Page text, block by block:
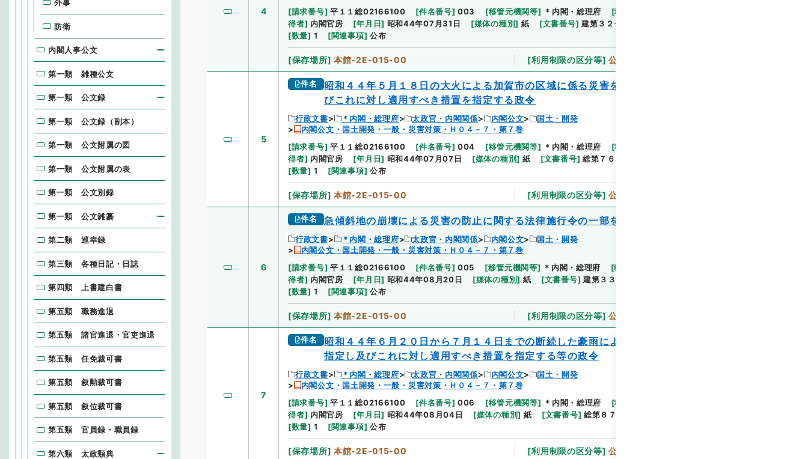
4
[請求番号] 平１１総02166100 [件名番号] 003 [移管元機関等] ＊内閣・総理府 [移管等年度
得者] 内閣官房 [年月日] 昭和44年07月31日 [媒体の種別] 紙 [文書番号] 建第３２号
[数量] 1 [関連事項] 公布
[保存場所] 本館-2E-015-00 [利用制限の区分等] 公開
5
件名
昭和４４年５月１８日の大火による加賀市の区域に係る災害を激甚災害として指定し及
びこれに対し適用すべき措置を指定する政令
行政文書 ＊内閣・総理府 太政官・内閣関係 内閣公文
国土・開発
内閣公文・国土開発・一般・災害対策・Ｈ０４－７・第７巻
[請求番号] 平１１総02166100 [件名番号] 004 [移管元機関等] ＊内閣・総理府 [移管等年度
得者] 内閣官房 [年月日] 昭和44年07月07日 [媒体の種別] 紙 [文書番号] 総第７６号
[数量] 1 [関連事項] 公布
[保存場所] 本館-2E-015-00 [利用制限の区分等] 公開
6
件名 急傾斜地の崩壊による災害の防止に関する法律施行令の一部を改正する政令
行政文書 ＊内閣・総理府 太政官・内閣関係 内閣公文
国土・開発
内閣公文・国土開発・一般・災害対策・Ｈ０４－７・第７巻
[請求番号] 平１１総02166100 [件名番号] 005 [移管元機関等] ＊内閣・総理府 [移管等年度
得者] 内閣官房 [年月日] 昭和44年08月20日 [媒体の種別] 紙 [文書番号] 建第３３号
[数量] 1 [関連事項] 公布
[保存場所] 本館-2E-015-00 [利用制限の区分等] 公開
7
件名
昭和４４年６月２０日から７月１４日までの断続した豪雨による災害を激甚災害として
指定し及びこれに対し適用すべき措置を指定する等の政令
行政文書 ＊内閣・総理府 太政官・内閣関係 内閣公文
国土・開発
内閣公文・国土開発・一般・災害対策・Ｈ０４－７・第７巻
[請求番号] 平１１総02166100 [件名番号] 006 [移管元機関等] ＊内閣・総理府 [移管等年度
得者] 内閣官房 [年月日] 昭和44年08月04日 [媒体の種別] 紙 [文書番号] 総第８７号
[数量] 1 [関連事項] 公布
[保存場所] 本館-2E-015-00 [利用制限の区分等] 公開
外事
防衛
内閣人事公文
第一類 雑種公文
第一類 公文録
第一類 公文録（副本）
第一類 公文附属の図
第一類 公文附属の表
第一類 公文別録
第一類 公文雑纂
第二類 巡幸録
第三類 各種日記・日誌
第四類 上書建白書
第五類 職務進退
第五類 諸官進退・官吏進退
第五類 任免裁可書
第五類 叙勲裁可書
第五類 叙位裁可書
第五類 官員録・職員録
第六類 太政類典